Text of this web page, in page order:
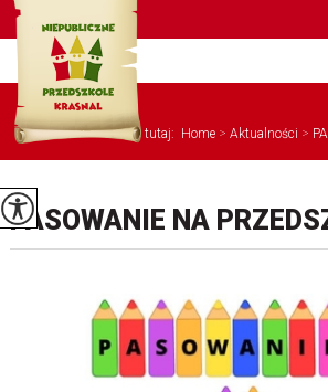
Jesteś tutaj: Home > Aktualności >
PASOWANIE NA